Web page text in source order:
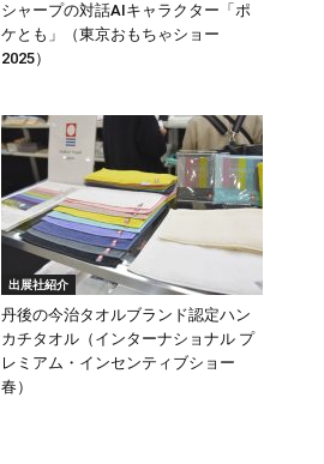
シャープの対話AIキャラクター「ポ
ケとも」（東京おもちゃショー
2025）
出展社紹介
丹後の今治タオルブランド認定ハン
カチタオル（インターナショナル プ
レミアム・インセンティブショー
春）